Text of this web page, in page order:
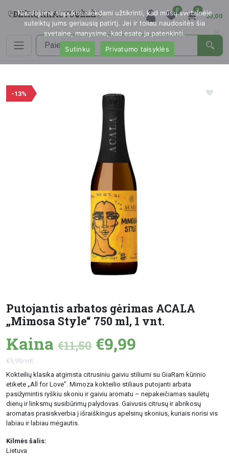
0 0
€0,00
-13%
Putojantis arbatos gėrimas ACALA
„Mimosa Style“ 750 ml, 1 vnt.
Kaina €11,50 €9,99
€9,99/vnt.
Kokteilių klasika atgimsta citrusiniu gaiviu stiliumi su GiaRam kūrinio
etikete „All for Love”. Mimoza kokteilio stiliaus putojanti arbata
pasižymintis ryškiu skoniu ir gaiviu aromatu – nepakeičiamas saulėtų
dienų ir linksmų susibūrimų palydovas. Gaivusis citrusų ir abrikosų
aromatas prasiskverbia į išraiškingus apelsinų skonius, kuriais norisi vis
labiau ir labiau mėgautis.
Kilmės šalis:
Lietuva
Naudojame slapukus siekdami užtikrinti, kad mūsų svetainėje
suteiktų jums geriausią patirtį. Jei ir toliau naudositės šia
svetaine, manysime, kad esate ja patenkinti.
Sutinku
Privatumo taisyklės